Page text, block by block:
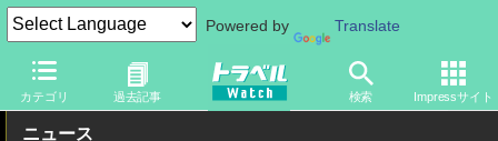
Powered by Translate
カテゴリ 過去記事 検索 Impressサイト
トラベル Watch 旅の情報 観光地 ディズニーリゾート
ニュース